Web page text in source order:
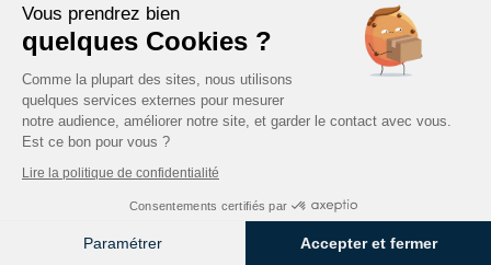
Vous prendrez bien
quelques Cookies ?
Comme la plupart des sites, nous utilisons
quelques services externes pour mesurer
notre audience, améliorer notre site, et garder le contact avec vous.
Est ce bon pour vous ?
Lire la politique de confidentialité
Consentements certifiés par
Paramétrer Accepter et fermer
Carrière
Nos engagements
Mentions légales
contact@everial.com
04 72 13 53 00
1691 Av. de l’Hippodrome,